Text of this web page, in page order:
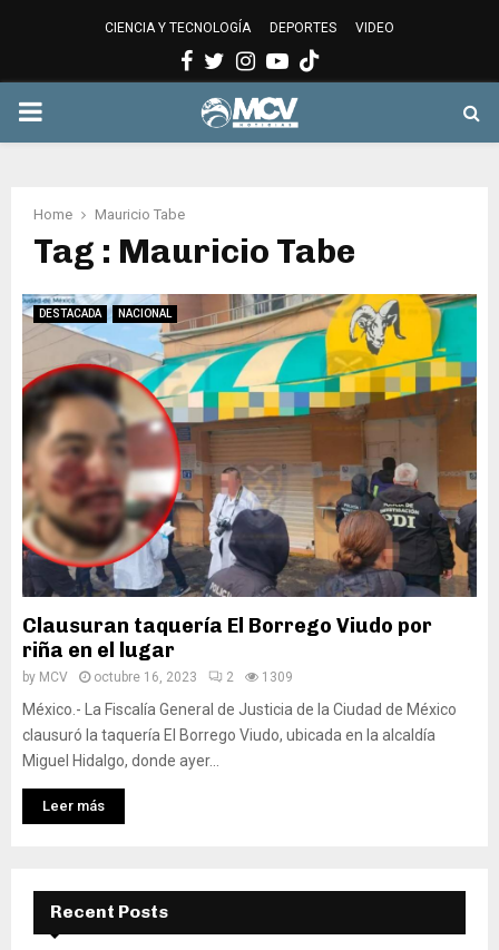
CIENCIA Y TECNOLOGÍA DEPORTES VIDEO
Facebook
Twitter
Instagram
Youtube
PRIMARY
Home Mauricio Tabe
Tag : Mauricio Tabe
DESTACADA NACIONAL
Clausuran taquería El Borrego Viudo por
riña en el lugar
by MCV octubre 16, 2023 2 1309
México.- La Fiscalía General de Justicia de la Ciudad de México
clausuró la taquería El Borrego Viudo, ubicada en la alcaldía
Miguel Hidalgo, donde ayer...
Leer más
Recent Posts